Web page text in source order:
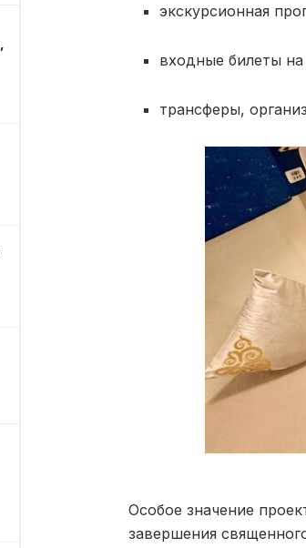
экскурсионная
входные билеты на
трансферы,
Особое значение
завершения